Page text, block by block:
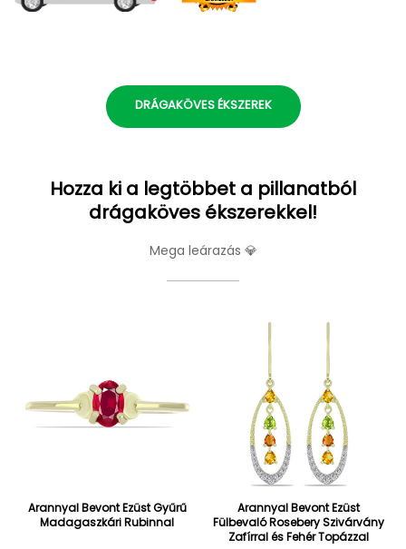
DRÁGAKÖVES ÉKSZEREK
Hozza ki a legtöbbet a pillanatból
drágaköves ékszerekkel!
Mega leárazás 💎
Arannyal Bevont Ezüst Gyűrű
Madagaszkári Rubinnal
Arannyal Bevont Ezüst
Fülbevaló Rosebery Szivárvány
Zafírral és Fehér Topázzal